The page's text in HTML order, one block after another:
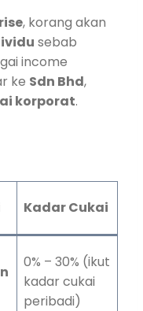
, korang akan
sebab
income
ke Sdn Bhd,
korporat.
Kadar Cukai
0% – 30% (ikut
kadar cukai
peribadi)